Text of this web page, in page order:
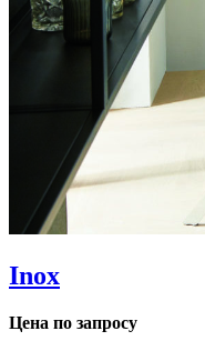
Inox
Цена по запросу